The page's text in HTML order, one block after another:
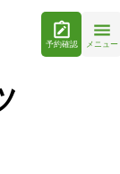
予約確認 メニュー